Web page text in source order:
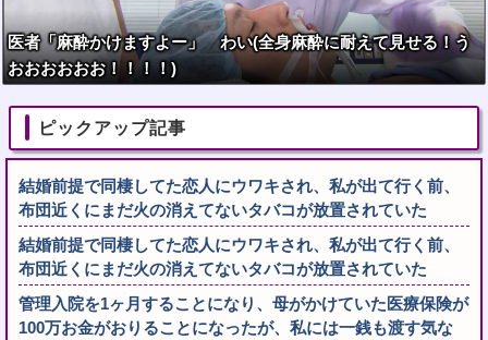
医者「麻酔かけますよー」 わい(全身麻酔に耐えて見せる！う
おおおおおお！！！！)
ピックアップ記事
結婚前提で同棲してた恋人にウワキされ、私が出て行く前、
布団近くにまだ火の消えてないタバコが放置されていた
結婚前提で同棲してた恋人にウワキされ、私が出て行く前、
布団近くにまだ火の消えてないタバコが放置されていた
管理入院を1ヶ月することになり、母がかけていた医療保険が
100万お金がおりることになったが、私には一銭も渡す気な